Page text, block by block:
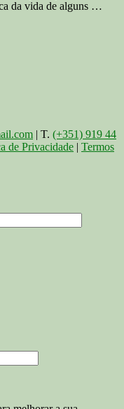
da vida de alguns …
| T. (+351) 919 44
de Privacidade | Termos